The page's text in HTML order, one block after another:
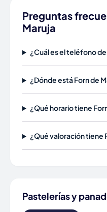
Preguntas
Maruja
¿Cuál es el teléfono
¿Dónde está Forn de
¿Qué horario tiene
¿Qué valoración tiene
Pastelerías y